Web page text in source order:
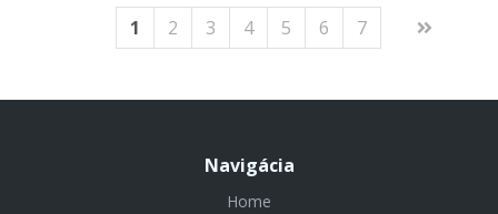
1 2 3 4 5 6 7
Navigácia
Home